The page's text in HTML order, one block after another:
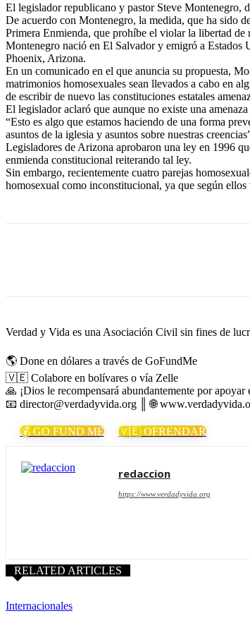
El legislador republicano y pastor Steve Montenegro,
De acuerdo con Montenegro, la medida, que ha sido
Primera Enmienda, que prohíbe el violar la libertad de
Montenegro nació en El Salvador y emigró a Estados
Phoenix, Arizona.
En un comunicado en el que anuncia su propuesta,
matrimonios homosexuales sean llevados a cabo en
de escribir de nuevo las constituciones estatales
El legislador aclaró que aunque no existe una
“Esto es algo que estamos haciendo de una forma
asuntos de la iglesia y asuntos sobre nuestras
Legisladores de Arizona aprobaron una ley en 1996
enmienda constitucional reiterando tal ley.
Sin embargo, recientemente cuatro parejas
homosexual como inconstitucional, ya que según
Verdad y Vida es una Asociación Civil sin fines de
🌎 Done en dólares a través de GoFundMe
🇻🇪 Colabore en bolívares o vía Zelle
🙏 ¡Dios le recompensará abundantemente por apoyar
📧 director@verdadyvida.org ║ 🌐
💰 GO FUND ME 🇻🇪 OFRENDAR
redaccion
https://www.verdadyvida.org
RELATED ARTICLES
Internacionales